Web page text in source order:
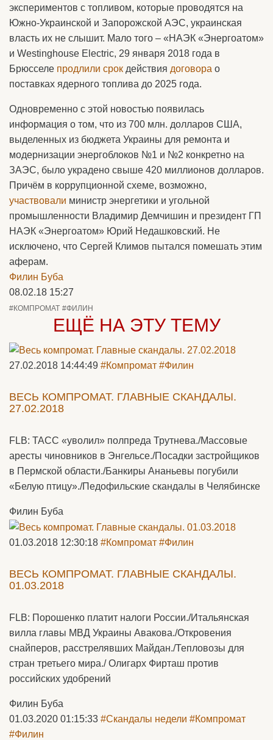
экспериментов с топливом, которые проводятся на
Южно-Украинской и Запорожской АЭС, украинская
власть их не слышит. Мало того – «НАЭК «Энергоатом»
и Westinghouse Electric, 29 января 2018 года в
Брюсселе продлили срок действия договора о
поставках ядерного топлива до 2025 года.
Одновременно с этой новостью появилась
информация о том, что из 700 млн. долларов США,
выделенных из бюджета Украины для ремонта и
модернизации энергоблоков №1 и №2 конкретно на
ЗАЭС, было украдено свыше 420 миллионов долларов.
Причём в коррупционной схеме, возможно,
участвовали министр энергетики и угольной
промышленности Владимир Демчишин и президент ГП
НАЭК «Энергоатом» Юрий Недашковский. Не
исключено, что Сергей Климов пытался помешать этим
аферам.
Филин Буба
08.02.18 15:27
#КОМПРОМАТ #ФИЛИН
ЕЩЁ НА ЭТУ ТЕМУ
27.02.2018 14:44:49 #Компромат #Филин
ВЕСЬ КОМПРОМАТ. ГЛАВНЫЕ СКАНДАЛЫ.
27.02.2018
FLB: ТАСС «уволил» полпреда Трутнева./Массовые
аресты чиновников в Энгельсе./Посадки застройщиков
в Пермской области./Банкиры Ананьевы погубили
«Белую птицу»./Педофильские скандалы в Челябинске
Филин Буба
01.03.2018 12:30:18 #Компромат #Филин
ВЕСЬ КОМПРОМАТ. ГЛАВНЫЕ СКАНДАЛЫ.
01.03.2018
FLB: Порошенко платит налоги России./Итальянская
вилла главы МВД Украины Авакова./Откровения
снайперов, расстрелявших Майдан./Тепловозы для
стран третьего мира./ Олигарх Фирташ против
российских удобрений
Филин Буба
01.03.2020 01:15:33 #Скандалы недели #Компромат
#Филин